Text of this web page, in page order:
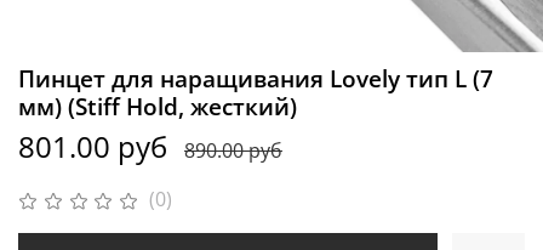
(0)
Пинцет для наращивания Lovely тип L (7
мм) (Stiff Hold, жесткий)
801.00 руб 890.00 руб